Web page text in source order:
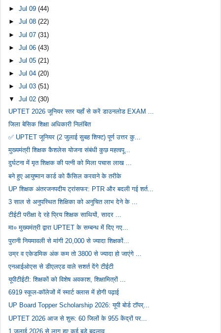
►Jul 09(44)
►Jul 08(22)
►Jul 07(31)
►Jul 06(43)
►Jul 05(21)
►Jul 04(20)
►Jul 03(51)
▼Jul 02(30)
UPTET 2026 जूनियर स्तर यहाँ से करें डाउनलोड EXAM ...
जिला बेसिक शिक्षा अधिकारी निलंबित
✅ UPTET जूनियर (2 जुलाई सुबह शिफ्ट) पूर्ण उत्तर कु...
मुख्यमंत्री शिक्षक कैशलेस योजना संबंधी कुछ महत्वपू...
दुर्घटना में मृत शिक्षक की पत्नी को मिला पचास लाख ...
बने हुए आयुष्मान कार्ड को कैंसिल करवाने के तरीके
UP शिक्षक अंतरजनपदीय ट्रांसफर: PTR और बदली गई शर्त...
3 साल से अनुपस्थित शिक्षिका को अनुचित लाभ देने के ...
टीईटी परीक्षा दे रहे प्रिय शिक्षक साथियों, सादर ...
मा० मुख्यमंत्री द्वारा UPTET के सम्बन्ध में दिए गए...
पुरानी नियमावली से मांगी 20,000 से ज्यादा शिक्षकों...
उम्र व एकेडमिक अंक कम तो 3800 से ज्यादा हो जाएंगे ...
एनआईओएस से डीएलएड वाले सशर्त देंगे टीईटी
यूपीटीईटी: शिक्षकों को विशेष अवकाश, शिक्षामित्रों ...
6919 स्कूल-कॉलेजों में स्मार्ट क्लास में होगी पढ़ाई
UP Board Topper Scholarship 2026: यूपी बोर्ड टॉपर्...
UPTET 2026 आज से शुरू: 60 जिलों के 955 केंद्रों पर...
1 जुलाई 2026 से लागू हुए कई बड़े बदलाव